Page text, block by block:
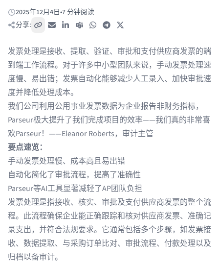
发布于:
2025年12月4日•7 分钟阅读
分享:
复制链接电子邮件LinkedIn
Teams WhatsAppTelegram
发票处理是接收、提取、验证、审批和支付供应商发票的端
到端工作流程。对于许多中小型团队来说，手动发票处理速
度慢、易出错；发票自动化能够减少人工录入、加快审批速
度并降低处理成本。
我们公司利用公用事业发票数据为企业报告非财务指标，
Parseur极大提升了我们完成项目的效率——我们真的非常喜
欢Parseur！——Eleanor Roberts，审计主管
要点速览：
手动发票处理慢、成本高且易出错
自动化简化了审批流程，提高了准确性
Parseur等AI工具显著减轻了AP团队负担
发票处理是指接收、核实、审批及支付供应商发票的整个流
程。此流程确保企业能正确跟踪和核对供应商发票、准确记
录支出，并符合法规要求。它通常包括多个步骤，如发票接
收、数据提取、与采购订单比对、审批流程、付款处理以及
归档以备审计。